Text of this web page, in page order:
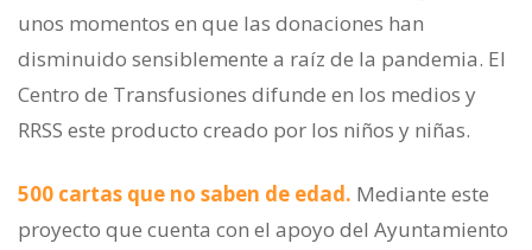
unos momentos en que las donaciones han
disminuido sensiblemente a raíz de la pandemia. El
Centro de Transfusiones difunde en los medios y
RRSS este producto creado por los niños y niñas.
500 cartas que no saben de edad. Mediante este
proyecto que cuenta con el apoyo del Ayuntamiento